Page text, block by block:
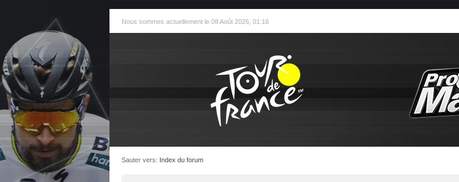
Nous sommes actuellement le 08 Août 2026, 01:16
Sauter vers: Index du forum